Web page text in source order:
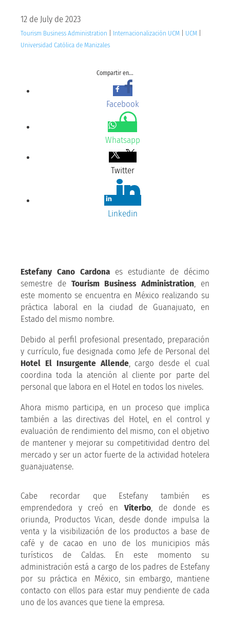
12 de July de 2023
Tourism Business Administration Internacionalización UCM UCM
Universidad Católica de Manizales
Compartir en...
Facebook
Whatsapp
Twitter
Linkedin
Estefany Cano Cardona es estudiante de décimo
semestre de Tourism Business Administration, en
este momento se encuentra en México realizando su
práctica laboral en la ciudad de Guanajuato, en
Estado del mismo nombre.
Debido al perfil profesional presentado, preparación
y currículo, fue designada como Jefe de Personal del
Hotel El Insurgente Allende, cargo desde el cual
coordina toda la atención al cliente por parte del
personal que labora en el Hotel en todos los niveles.
Ahora mismo participa, en un proceso que implica
también a las directivas del Hotel, en el control y
evaluación de rendimiento del mismo, con el objetivo
de mantener y mejorar su competitividad dentro del
mercado y ser un actor fuerte de la actividad hotelera
guanajuatense.
Cabe recordar que Estefany también es
emprendedora y creó en Viterbo, de donde es
oriunda, Productos Vican, desde donde impulsa la
venta y la visibilización de los productos a base de
café y de cacao en uno de los municipios más
turísticos de Caldas. En este momento su
administración está a cargo de los padres de Estefany
por su práctica en México, sin embargo, mantiene
contacto con ellos para estar muy pendiente de cada
uno de los avances que tiene la empresa.